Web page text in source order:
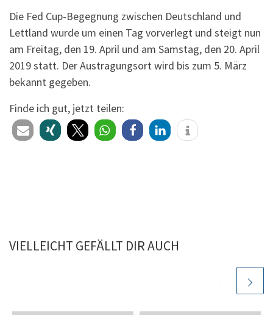
Die Fed Cup-Begegnung zwischen Deutschland und
Lettland wurde um einen Tag vorverlegt und steigt nun
am Freitag, den 19. April und am Samstag, den 20. April
2019 statt. Der Austragungsort wird bis zum 5. März
bekannt gegeben.
Finde ich gut, jetzt teilen:
VIELLEICHT GEFÄLLT DIR AUCH